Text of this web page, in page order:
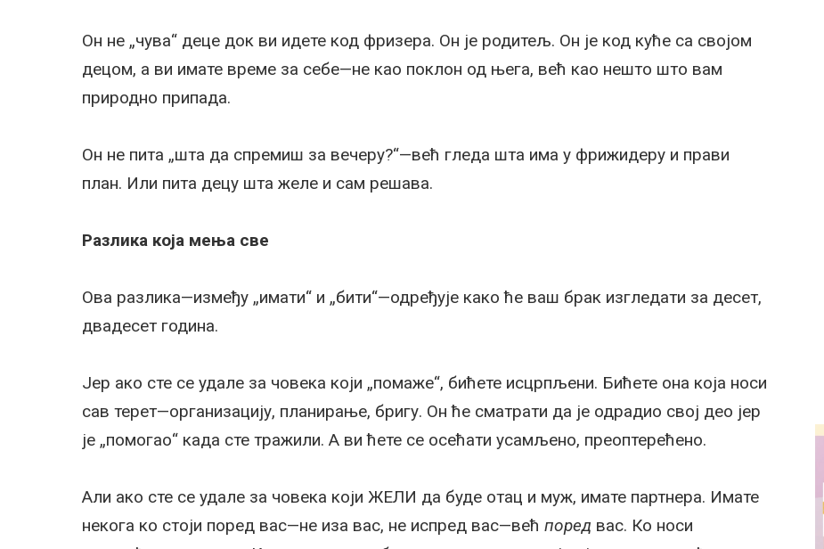
Он не „чува“ деце док ви идете код фризера. Он је родитељ. Он је код куће са својом
децом, а ви имате време за себе—не као поклон од њега, већ као нешто што вам
природно припада.
Он не пита „шта да спремиш за вечеру?“—већ гледа шта има у фрижидеру и прави
план. Или пита децу шта желе и сам решава.
Разлика која мења све
Ова разлика—између „имати“ и „бити“—одређује како ће ваш брак изгледати за десет,
двадесет година.
Јер ако сте се удале за човека који „помаже“, бићете исцрпљени. Бићете она која носи
сав терет—организацију, планирање, бригу. Он ће сматрати да је одрадио свој део јер
је „помогао“ када сте тражили. А ви ћете се осећати усамљено, преоптерећено.
Али ако сте се удале за човека који ЖЕЛИ да буде отац и муж, имате партнера. Имате
некога ко стоји поред вас—не иза вас, не испред вас—већ поред вас. Ко носи